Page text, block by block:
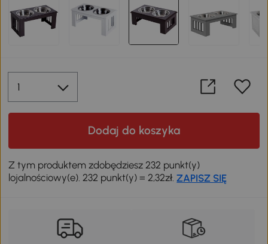
Dodaj do koszyka
Z tym produktem zdobędziesz 232 punkt(y)
lojalnościowy(e). 232 punkt(y) = 2,32zł.ZAPISZ SIĘ